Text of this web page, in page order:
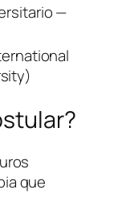
—
que